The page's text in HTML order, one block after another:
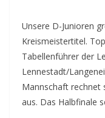
Unsere D-Junioren
Kreismeistertitel.
Tabellenführer der
Lennestadt/
Mannschaft rechnet
aus. Das Halbfinale